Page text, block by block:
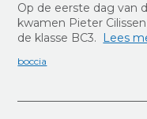
Op de eerste dag van
kwamen Pieter
de klasse BC3.
Lees
boccia